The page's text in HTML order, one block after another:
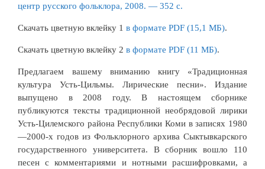
центр русского фольклора, 2008. — 352 с.
Скачать цветную вклейку 1 в формате PDF (15,1 МБ).
Скачать цветную вклейку 2 в формате PDF (11 МБ).
Предлагаем вашему вниманию книгу «Традиционная
культура Усть-Цильмы. Лирические песни». Издание
выпущено в 2008 году. В настоящем сборнике
публикуются тексты традиционной необрядовой лирики
Усть-Цилемского района Республики Коми в записях 1980
—2000-х годов из Фольклорного архива Сыктывкарского
государственного университета. В сборник вошло 110
песен с комментариями и нотными расшифровками, а